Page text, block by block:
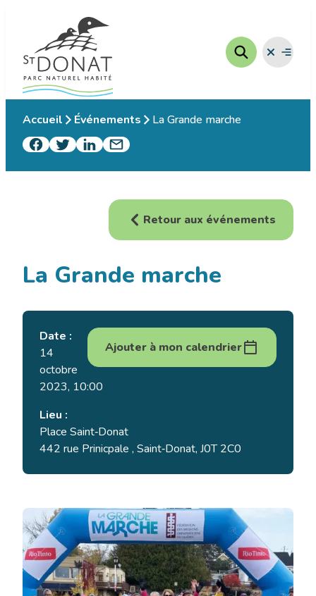
contenu
Fermer
le
Ouvrir
le
Accueil Événements La Grande marche
Retour aux événements
La Grande marche
Ajouter à mon calendrier
Date :
14
octobre
2023, 10:00
Lieu :
Place Saint‑Donat
442 rue Prinicpale , Saint‑Donat, J0T 2C0